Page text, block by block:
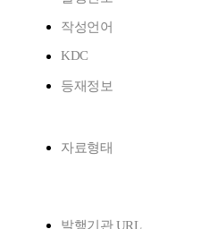
작성언어
KDC
등재정보
자료형태
발행기관 URL